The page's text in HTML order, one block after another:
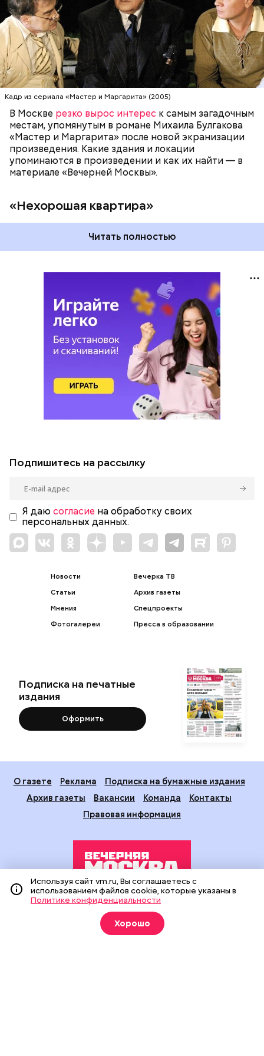
Кадр из сериала «Мастер и Маргарита» (2005)
В Москве резко вырос интерес к самым загадочным
местам, упомянутым в романе Михаила Булгакова
«Мастер и Маргарита» после новой экранизации
произведения. Какие здания и локации
упоминаются в произведении и как их найти — в
материале «Вечерней Москвы».
«Нехорошая квартира»
квартира» находится на улице Большой Садовой,
дом 10. В маленькой комнате в коммуналке жил и
работал Михаил Булгаков три года — с 1921-го по
1924-й. Он называл ее «гнусной комнатой в гнусном
доме», потому что в доме постоянно происходили
перебои с электричеством, протекал потолок, за
стенкой ругались соседи. Именно поэтому она
стала прототипом «нехорошей квартиры», где жил
Читать полностью
МОСКВА ПИСАТЕЛИ МИХАИЛ БУЛГАКОВ
Подпишитесь на рассылку
Я даю согласие на обработку своих
персональных данных.
Новости
Статьи
Мнения
Фотогалереи
Вечерка ТВ
Архив газеты
Спецпроекты
Пресса в образовании
Подписка на печатные
издания
Оформить
О газете Реклама
Подписка на бумажные издания
Архив газеты
Вакансии Команда
Контакты
Правовая информация
Издание создано при финансовой поддержке Департамента
средств массовой информации и рекламы города Москвы.
На сайте применяются рекомендательные технологии
(информационные технологии предоставления информации
Используя сайт vm.ru, Вы соглашаетесь с
использованием файлов cookie, которые указаны в
Политике конфиденциальности
Хорошо